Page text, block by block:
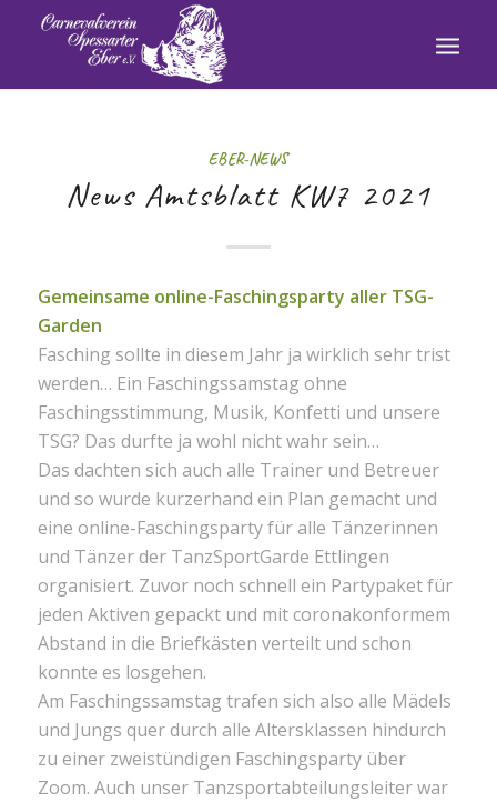
EBER-NEWS
News Amtsblatt KW7 2021
Gemeinsame online-Faschingsparty aller TSG-
Garden
Fasching sollte in diesem Jahr ja wirklich sehr trist
werden… Ein Faschingssamstag ohne
Faschingsstimmung, Musik, Konfetti und unsere
TSG? Das durfte ja wohl nicht wahr sein…
Das dachten sich auch alle Trainer und Betreuer
und so wurde kurzerhand ein Plan gemacht und
eine online-Faschingsparty für alle Tänzerinnen
und Tänzer der TanzSportGarde Ettlingen
organisiert. Zuvor noch schnell ein Partypaket für
jeden Aktiven gepackt und mit coronakonformem
Abstand in die Briefkästen verteilt und schon
konnte es losgehen.
Am Faschingssamstag trafen sich also alle Mädels
und Jungs quer durch alle Altersklassen hindurch
zu einer zweistündigen Faschingsparty über
Zoom. Auch unser Tanzsportabteilungsleiter war